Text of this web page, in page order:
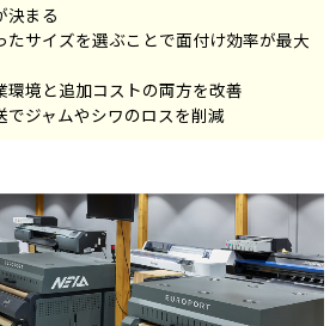
決まる
たサイズを選ぶことで面付け効率が最大
環境と追加コストの両方を改善
でジャムやシワのロスを削減